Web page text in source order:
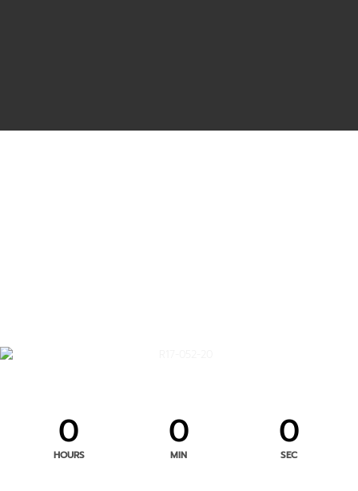
0
HOURS
0
MIN
0
SEC